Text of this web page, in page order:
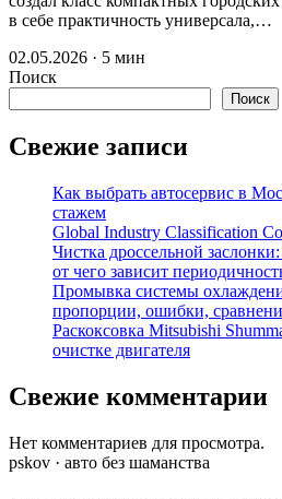
в себе практичность универсала,…
02.05.2026 · 5 мин
Поиск
Поиск
Свежие записи
Как выбрать автосервис в
стажем
Global Industry Classification
Чистка дроссельной
от чего зависит
Промывка системы
пропорции, ошибки,
Раскоксовка Mitsubishi
очистке двигателя
Свежие комментарии
Нет комментариев для просмотра.
pskov · авто без шаманства